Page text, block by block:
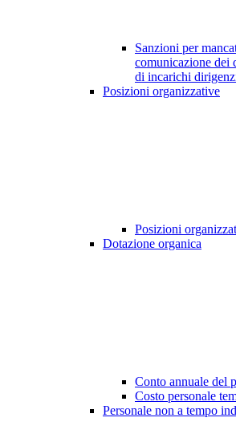
Sanzioni per
comunicazione dei
di incarichi
Posizioni organizzative
Posizioni
Dotazione organica
Conto annuale del
Costo personale
Personale non a tempo